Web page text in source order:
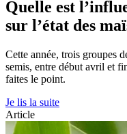
Quelle est
sur l’état des
Cette année, trois groupes
semis, entre début avril et
faites le point.
Je lis la suite
Article